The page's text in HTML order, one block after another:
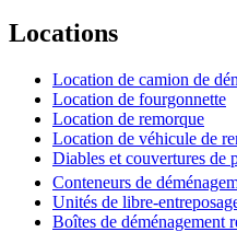
Locations
Location de camion de
Location de fourgonnette
Location de remorque
Location de véhicule de
Diables et couvertures de
Conteneurs de
Unités de libre-
Boîtes de déménagement